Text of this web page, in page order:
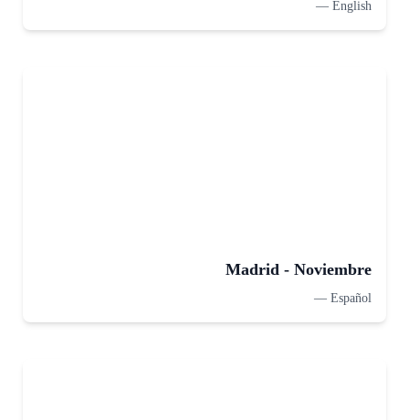
English
—
Madrid - Noviembre
Español
—